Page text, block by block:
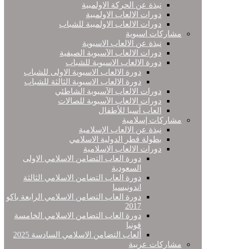
نبذة عن الحركة الاولمبية
دورات الالعاب الاولمبية
دورات الالعاب الاولمبية للشباب
مشاركات اسيوية
نبذة عن الالعاب الاسيوية
دورات الالعاب الآسيوية الصيفية
دورة الالعاب الاسيوية للشباب
دورة الالعاب الاسيوية الاولى للشباب
دورة الالعاب الاسيوية الثالثة للشباب
دورات الالعاب الآسيوية الشاطئي
دورات الالعاب الآسيوية للصالات
العاب آسيا للأطفال
مشاركات إسلامية
نبذة عن الالعاب الإسلامية
بطولة قطر الدولية الاسلامي
دورات الالعاب الإسلامية
دورة العاب التضامن الاسلامي الاولى
السعودية
دورة العاب التضامن الاسلامي الثالثة
اندونيسيا
دورة العاب التضامن الاسلامي الرابعة باكو
2017
دورة العاب التضامن الاسلامي الخامسة
قونيا
ألعاب التضامن الاسلامي السادسة 2025
مشاركات عربية